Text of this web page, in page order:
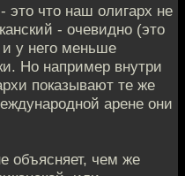
это что наш олигарх не
- очевидно (это
у него меньше
Но например внутри
показывают те же
арене они
объясняет, чем же